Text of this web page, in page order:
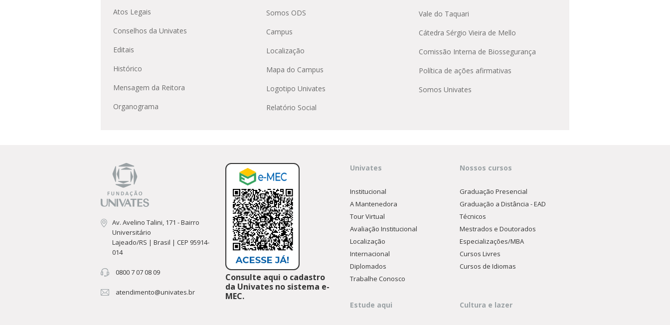
Atos Legais
Conselhos da Univates
Editais
Histórico
Mensagem da Reitora
Organograma
Somos ODS
Campus
Localização
Mapa do Campus
Logotipo Univates
Relatório Social
Vale do Taquari
Cátedra Sérgio Vieira de Mello
Comissão Interna de Biossegurança
Política de ações afirmativas
Somos Univates
Av. Avelino Talini, 171 - Bairro
Universitário
Lajeado/RS | Brasil | CEP 95914-
014
0800 7 07 08 09
atendimento@univates.br
Consulte aqui o cadastro
da Univates no sistema e-
MEC.
Univates
Institucional
A Mantenedora
Tour Virtual
Avaliação Institucional
Localização
Internacional
Diplomados
Trabalhe Conosco
Nossos cursos
Graduação Presencial
Graduação a Distância - EAD
Técnicos
Mestrados e Doutorados
Especializações/MBA
Cursos Livres
Cursos de Idiomas
Estude aqui Cultura e lazer